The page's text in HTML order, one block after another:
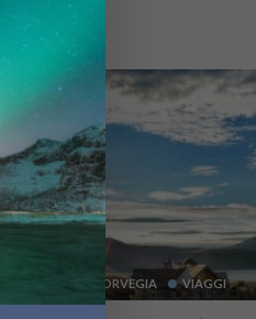
NORVEGIA VIAGGI